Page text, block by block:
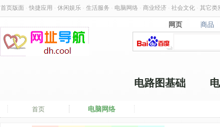
首页版面 快捷应用 休闲娱乐 生活服务 电脑网络 商业经济 社会文化 其它类
网页
网页 商品
商品
电路图基础
首页 电脑网络